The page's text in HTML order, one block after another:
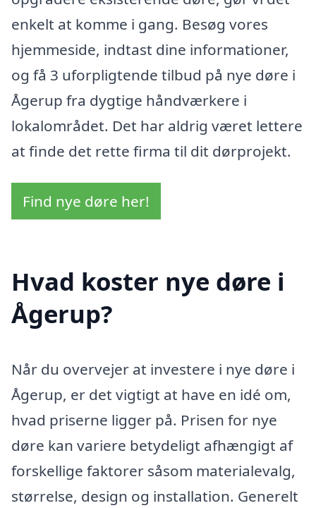
enkelt at komme i gang. Besøg vores
hjemmeside, indtast dine informationer,
og få 3 uforpligtende tilbud på nye døre i
Ågerup fra dygtige håndværkere i
lokalområdet. Det har aldrig været lettere
at finde det rette firma til dit dørprojekt.
Find nye døre her!
Hvad koster nye døre i
Ågerup?
Når du overvejer at investere i nye døre i
Ågerup, er det vigtigt at have en idé om,
hvad priserne ligger på. Prisen for nye
døre kan variere betydeligt afhængigt af
forskellige faktorer såsom materialevalg,
størrelse, design og installation. Generelt